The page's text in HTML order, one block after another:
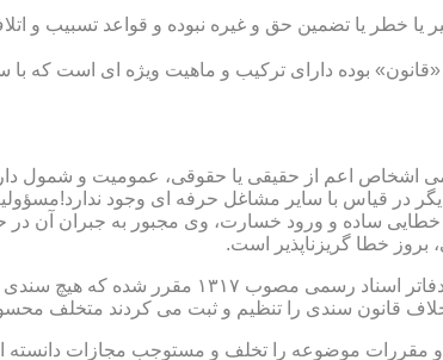
خطر یا تضمین حق و غیره نبوده و قواعد تسبیب و
بوده دارای ترکیب و ماهیت ویژه ای است که با
اشخاص اعم از حقیقی یا حقوقی، عمومیت و شمول
قیاس با سایر مشاغل حرفه ای وجود
ساده و ورود خسارت، وی مجبور به جبران آن در
خطا گریزناپذیر است.
مبحث سوم): موانع موجود برای تنظیم اسناد رسمی
قانون سندی را تنظیم و ثبت می کردند متخلف